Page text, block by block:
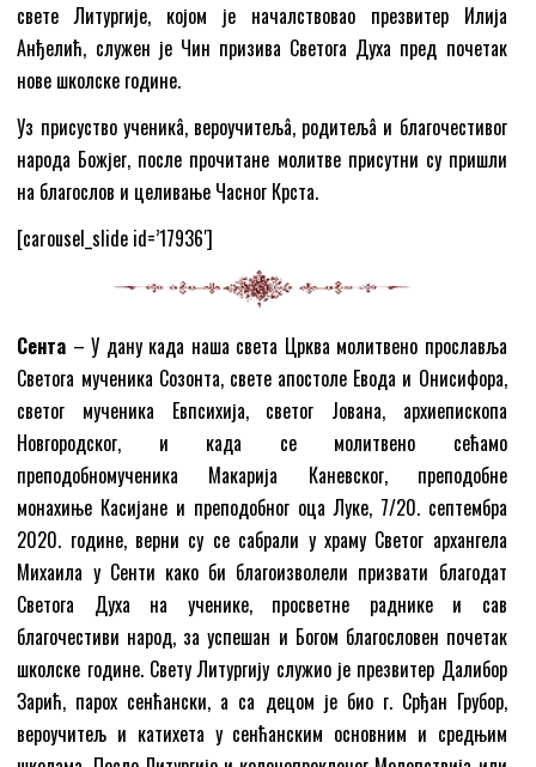
свете Литургије, којом је началствовао презвитер Илија
Анђелић, служен је Чин призива Светога Духа пред почетак
нове школске године.
Уз присуство ученикâ, вероучитељâ, родитељâ и благочестивог
народа Божјег, после прочитане молитве присутни су пришли
на благослов и целивање Часног Крста.
[carousel_slide id=’17936′]
Сента – У дану када наша света Црква молитвено прославља
Светога мученика Созонта, свете апостоле Евода и Онисифора,
светог мученика Евпсихија, светог Јована, архиепископа
Новгородског, и када се молитвено сећамо
преподобномученика Макарија Каневског, преподобне
монахиње Касијане и преподобног оца Луке, 7/20. септембра
2020. године, верни су се сабрали у храму Светог архангела
Михаила у Сенти како би благоизволели призвати благодат
Светога Духа на ученике, просветне раднике и сав
благочестиви народ, за успешан и Богом благословен почетак
школске године. Свету Литургију служио је презвитер Далибор
Зарић, парох сенћански, а са децом је био г. Срђан Грубор,
вероучитељ и катихета у сенћанским основним и средњим